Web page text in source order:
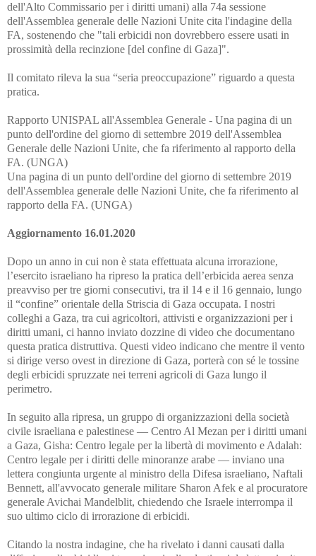
dell'Alto Commissario per i diritti umani) alla 74a sessione
dell'Assemblea generale delle Nazioni Unite cita l'indagine della
FA, sostenendo che "tali erbicidi non dovrebbero essere usati in
prossimità della recinzione [del confine di Gaza]".
Il comitato rileva la sua “seria preoccupazione” riguardo a questa
pratica.
Rapporto UNISPAL all'Assemblea Generale - Una pagina di un
punto dell'ordine del giorno di settembre 2019 dell'Assemblea
Generale delle Nazioni Unite, che fa riferimento al rapporto della
FA. (UNGA)
Una pagina di un punto dell'ordine del giorno di settembre 2019
dell'Assemblea generale delle Nazioni Unite, che fa riferimento al
rapporto della FA. (UNGA)
Aggiornamento 16.01.2020
Dopo un anno in cui non è stata effettuata alcuna irrorazione,
l’esercito israeliano ha ripreso la pratica dell’erbicida aerea senza
preavviso per tre giorni consecutivi, tra il 14 e il 16 gennaio, lungo
il “confine” orientale della Striscia di Gaza occupata. I nostri
colleghi a Gaza, tra cui agricoltori, attivisti e organizzazioni per i
diritti umani, ci hanno inviato dozzine di video che documentano
questa pratica distruttiva. Questi video indicano che mentre il vento
si dirige verso ovest in direzione di Gaza, porterà con sé le tossine
degli erbicidi spruzzate nei terreni agricoli di Gaza lungo il
perimetro.
In seguito alla ripresa, un gruppo di organizzazioni della società
civile israeliana e palestinese⁠ — Centro Al Mezan per i diritti umani
a Gaza, Gisha: Centro legale per la libertà di movimento e Adalah:
Centro legale per i diritti delle minoranze arabe⁠ — inviano una
lettera congiunta urgente al ministro della Difesa israeliano, Naftali
Bennett, all'avvocato generale militare Sharon Afek e al procuratore
generale Avichai Mandelblit, chiedendo che Israele interrompa il
suo ultimo ciclo di irrorazione di erbicidi.
Citando la nostra indagine, che ha rivelato i danni causati dalla